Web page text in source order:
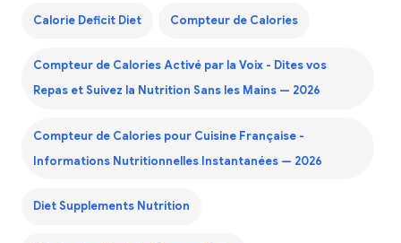
Calorie Deficit Diet Compteur de Calories
Compteur de Calories Activé par la Voix - Dites vos
Repas et Suivez la Nutrition Sans les Mains — 2026
Compteur de Calories pour Cuisine Française -
Informations Nutritionnelles Instantanées — 2026
Diet Supplements Nutrition